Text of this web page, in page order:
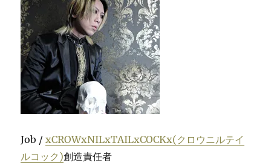
Job /xCROWxNILxTAILxCOCKx(クロウニルテイ
ルコック)創造責任者